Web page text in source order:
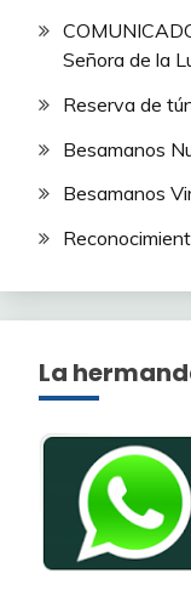
Señora de la
Reserva de
Besamanos
Besamanos
La